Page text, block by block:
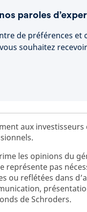
paroles
de préférences et
souhaitez
aux investisseurs
les opinions du
représente pas
ou reflétées dans
de Schroders.